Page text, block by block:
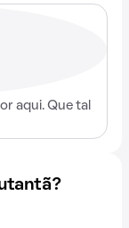
aqui. Que tal